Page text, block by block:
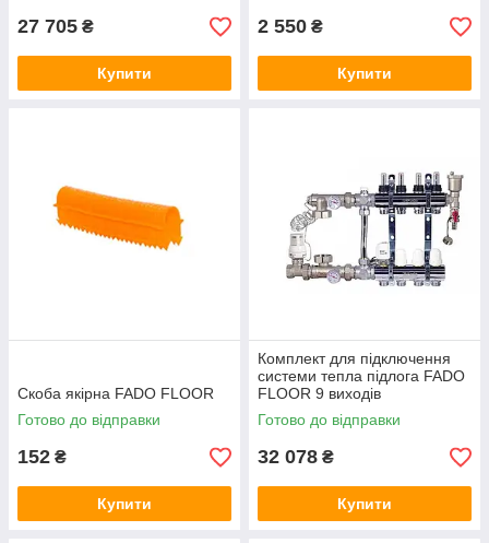
27 705 ₴
Купити
2 550 ₴
Купити
Скоба якірна FADO FLOOR
Готово до відправки
152 ₴
Купити
Комплект для підключення
системи тепла підлога FADO
FLOOR 9 виходів
Готово до відправки
32 078 ₴
Купити